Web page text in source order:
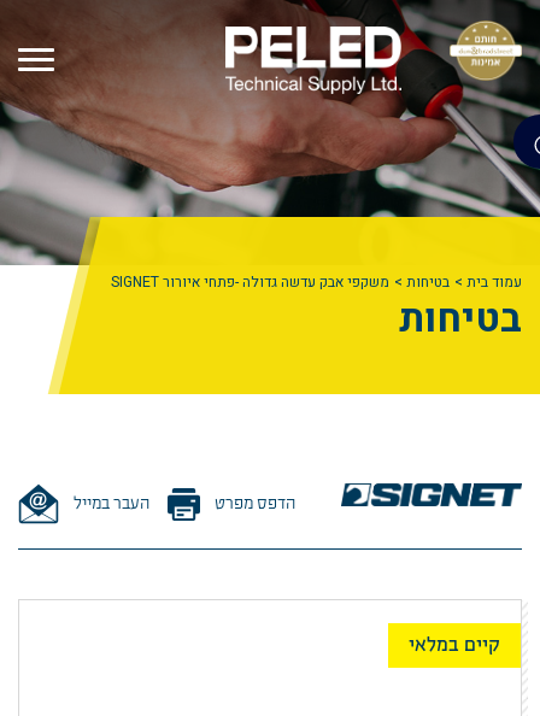
עמוד בית בטיחות משקפי אבק עדשה גדולה -פתחי איורור SIGNET
בטיחות
הדפס מפרט העבר במייל
קיים במלאי